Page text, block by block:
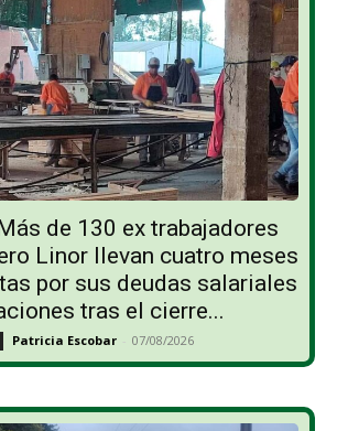
de 130 ex trabajadores
Linor llevan cuatro meses
por sus deudas salariales
tras el cierre...
Patricia Escobar - 07/08/2026